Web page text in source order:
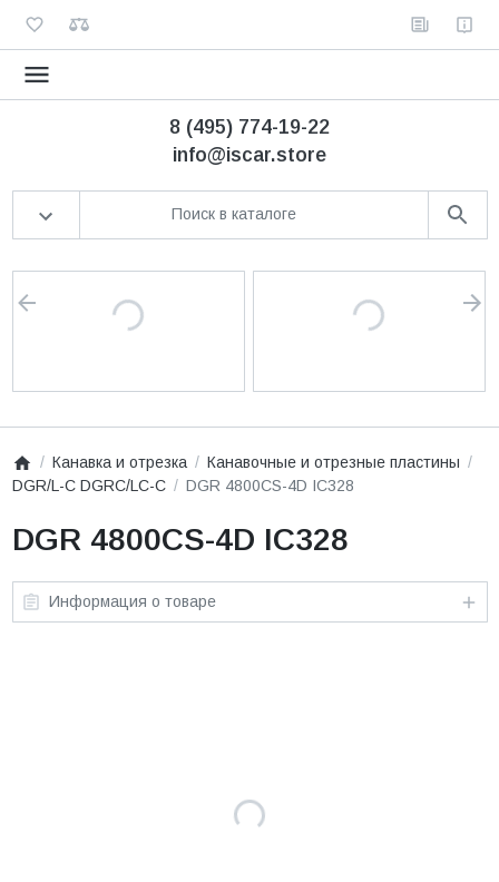
8 (495) 774-19-22
info@iscar.store
Канавка и отрезка
Канавочные и отрезные пластины
DGR/L-C DGRC/LC-C
DGR 4800CS-4D IC328
DGR 4800CS-4D IC328
Информация о товаре